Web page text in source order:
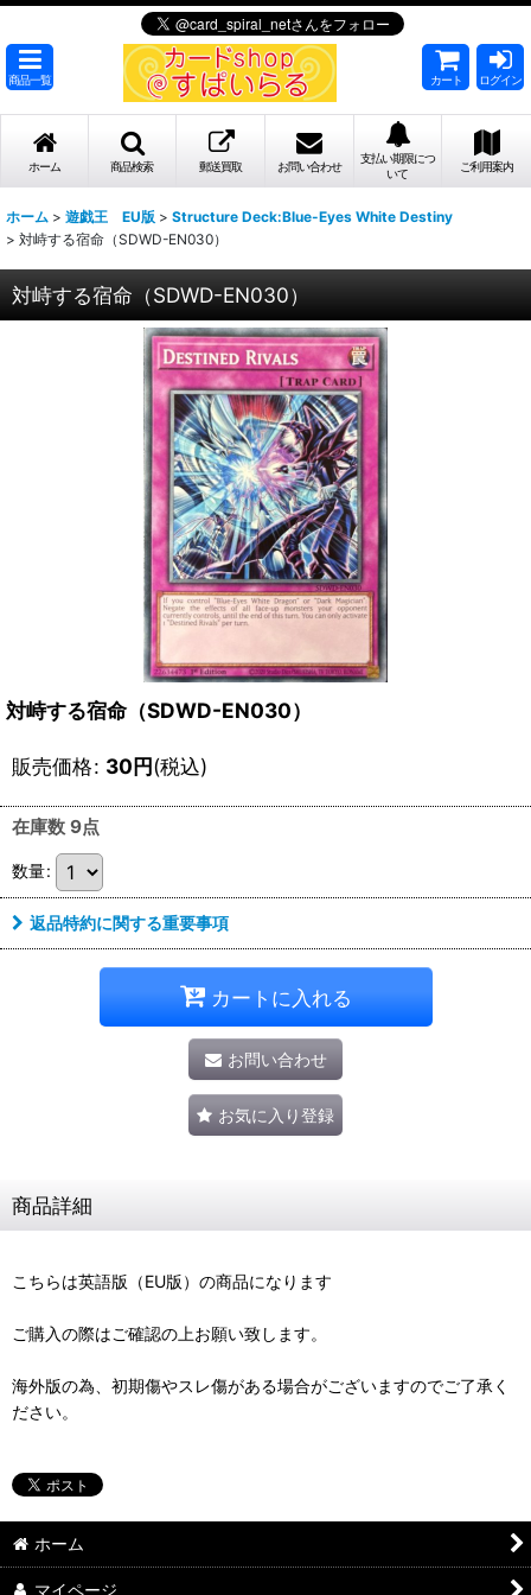
商品一覧 カート ログイン
ホーム 商品検索 郵送買取 お問い合わせ
支払い期限につ
いて
ご利用案内
ホーム > 遊戯王 EU版 > Structure Deck:Blue-Eyes White Destiny
> 対峙する宿命（SDWD-EN030）
対峙する宿命（SDWD-EN030）
対峙する宿命（SDWD-EN030）
販売価格: 30円(税込)
在庫数 9点
数量:
返品特約に関する重要事項
カートに入れる
お問い合わせ
お気に入り登録
商品詳細
こちらは英語版（EU版）の商品になります
ご購入の際はご確認の上お願い致します。
海外版の為、初期傷やスレ傷がある場合がございますのでご了承く
ださい。
ホーム
マイページ